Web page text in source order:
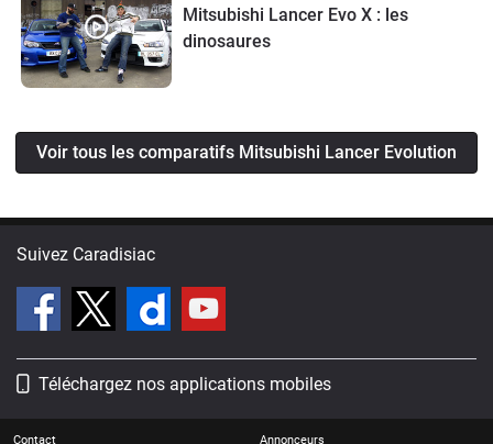
Mitsubishi Lancer Evo X : les
dinosaures
Voir tous les comparatifs Mitsubishi Lancer Evolution
Suivez Caradisiac
Téléchargez nos applications mobiles
Contact Annonceurs